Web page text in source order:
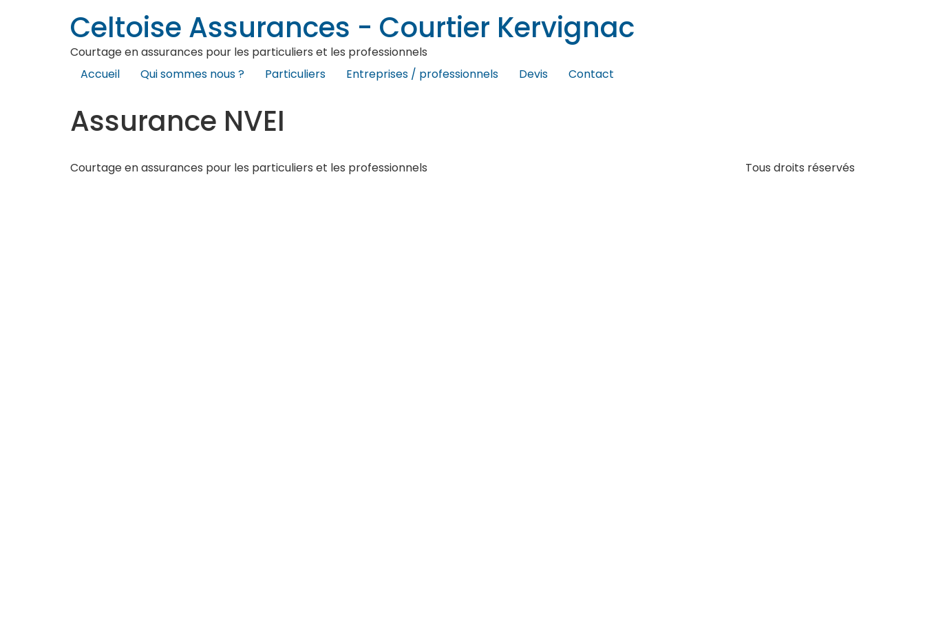
Celtoise Assurances - Courtier Kervignac
Courtage en assurances pour les particuliers et les professionnels
Accueil
Qui sommes nous ? Particuliers Entreprises / professionnels Devis Contact
Assurance NVEI
Courtage en assurances pour les particuliers et les professionnels Tous droits réservés